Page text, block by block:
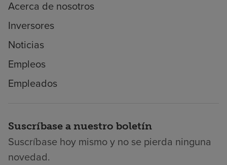
Acerca de nosotros
Inversores
Noticias
Empleos
Empleados
Suscríbase a nuestro boletín
Suscríbase hoy mismo y no se pierda ninguna
novedad.